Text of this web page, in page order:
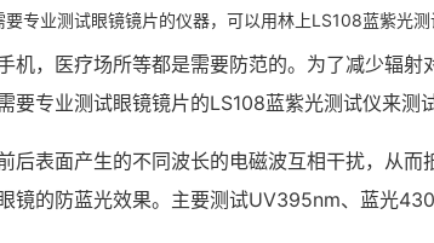
专业测试眼镜镜片的仪器，可以用林上LS108蓝紫光测
，医疗场所等都是需要防范的。为了减少辐
专业测试眼镜镜片的LS108蓝紫光测试仪来测试
后表面产生的不同波长的电磁波互相干扰，从
镜的防蓝光效果。主要测试UV395nm、蓝光